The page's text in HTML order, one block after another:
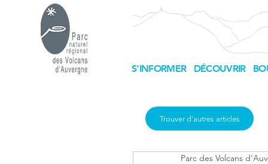
S'INFORMER DÉCOUVRIR
Parc des Volcans
Trouver d'autres articles